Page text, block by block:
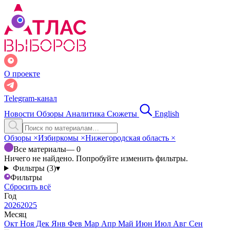
О проекте
Telegram-канал
Новости Обзоры Аналитика Сюжеты English
Обзоры ×Избиркомы ×Нижегородская область ×
Все материалы— 0
Ничего не найдено. Попробуйте изменить фильтры.
Фильтры (3)▾
Фильтры
Сбросить всё
Год
20262025
Месяц
Окт Ноя Дек Янв Фев Мар Апр Май Июн Июл Авг Сен